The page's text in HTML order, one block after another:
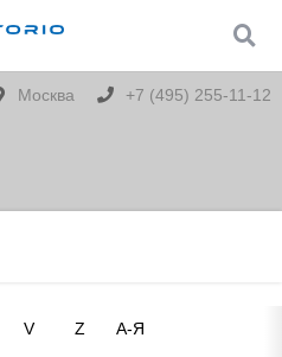
Москва +7 (495) 255-11-12
V Z А-Я